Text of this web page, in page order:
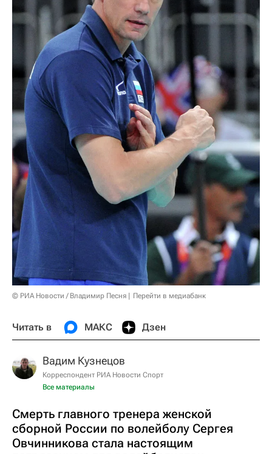
© РИА Новости / Владимир Песня Перейти в медиабанк
Читать в МАКС Дзен
Вадим Кузнецов
Корреспондент РИА Новости Спорт
Все материалы
Смерть главного тренера женской
сборной России по волейболу Сергея
Овчинникова стала настоящим